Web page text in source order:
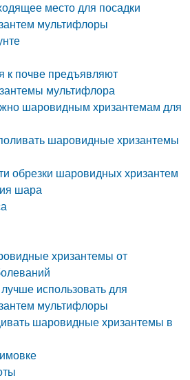
место для посадки
мультифлоры
к почве предъявляют
мультифлора
шаровидным хризантемам для
шаровидные хризантемы
обрезки шаровидных хризантем
шара
хризантемы от
использовать для
мультифлоры
шаровидные хризантемы в